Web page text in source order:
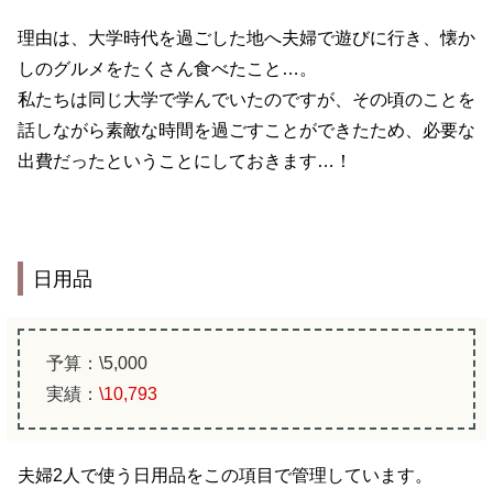
理由は、大学時代を過ごした地へ夫婦で遊びに行き、懐か
しのグルメをたくさん食べたこと…。
私たちは同じ大学で学んでいたのですが、その頃のことを
話しながら素敵な時間を過ごすことができたため、必要な
出費だったということにしておきます…！
日用品
予算：\5,000
実績： \10,793
夫婦2人で使う日用品をこの項目で管理しています。